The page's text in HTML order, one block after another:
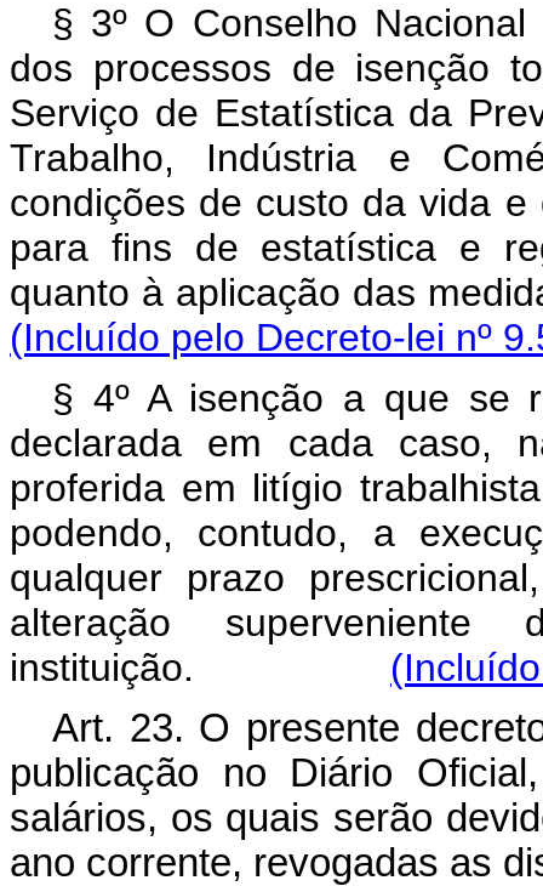
§ 3º O Conselho
dos processos de isenção
Serviço de Estatística da
Trabalho, Indústria e
condições de custo da vida
para fins de estatística e
quanto à aplicação das
(Incluído pelo Decreto-lei nº
§ 4º A isenção a que se
declarada em cada caso,
proferida em litígio
podendo, contudo, a
qualquer prazo
alteração superveniente
instituição.
Art. 23. O presente
publicação no Diário
salários, os quais serão
ano corrente, revogadas as